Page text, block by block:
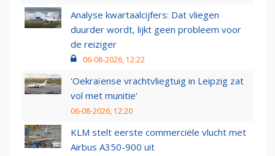
Analyse kwartaalcijfers: Dat vliegen
duurder wordt, lijkt geen probleem voor
de reiziger
06-08-2026, 12:22
'Oekraïense vrachtvliegtuig in Leipzig zat
vol met munitie'
06-08-2026, 12:20
KLM stelt eerste commerciële vlucht met
Airbus A350-900 uit